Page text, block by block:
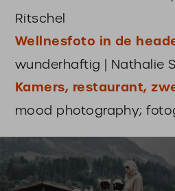
Ritschel
Wellnesfoto in de
wunderhaftig | Nathalie
Kamers, restaurant,
mood photography;